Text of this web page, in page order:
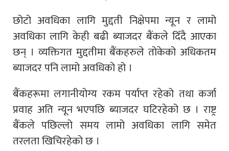
छोटो अवधिका लागि मुद्दती निक्षेपमा न्यून र लामो
अवधिका लागि केही बढी ब्याजदर बैंकले दिँदै आएका
छन् । व्यक्तिगत मुद्दतीमा बैंकहरुले तोकेको अधिकतम
ब्याजदर पनि लामो अवधिको हो ।
बैंकहरूमा लगानीयोग्य रकम पर्याप्त रहेको तथा कर्जा
प्रवाह अति न्यून भएपछि ब्याजदर घटिरहेको छ । राष्ट्र
बैंकले पछिल्लो समय लामो अवधिका लागि समेत
तरलता खिचिरहेको छ ।